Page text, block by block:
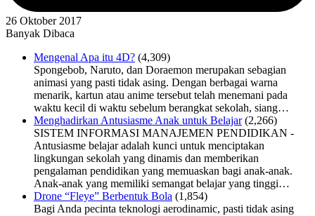
26 Oktober 2017
Banyak Dibaca
Mengenal Apa itu 4D? (4,309)
Spongebob, Naruto, dan Doraemon merupakan sebagian
animasi yang pasti tidak asing. Dengan berbagai warna
menarik, kartun atau anime tersebut telah menemani pada
waktu kecil di waktu sebelum berangkat sekolah, siang…
Menghadirkan Antusiasme Anak untuk Belajar (2,266)
SISTEM INFORMASI MANAJEMEN PENDIDIKAN -
Antusiasme belajar adalah kunci untuk menciptakan
lingkungan sekolah yang dinamis dan memberikan
pengalaman pendidikan yang memuaskan bagi anak-anak.
Anak-anak yang memiliki semangat belajar yang tinggi…
Drone “Fleye” Berbentuk Bola (1,854)
Bagi Anda pecinta teknologi aerodinamic, pasti tidak asing